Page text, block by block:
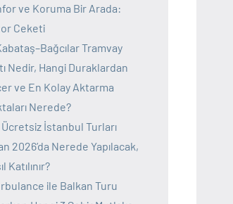
ve Koruma Bir Arada:
Ceketi
Tramvay
Nedir, Hangi Duraklardan
ve En Kolay Aktarma
Nerede?
Ücretsiz İstanbul Turları
2026’da Nerede Yapılacak,
Katılınır?
ile Balkan Turu